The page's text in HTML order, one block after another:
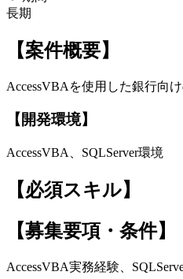
長期
【案件概要】
AccessVBAを使用した銀行向
【開発環境】
AccessVBA、SQLServer環境
【必須スキル】
【募集要項・条件】
AccessVBA実務経験、